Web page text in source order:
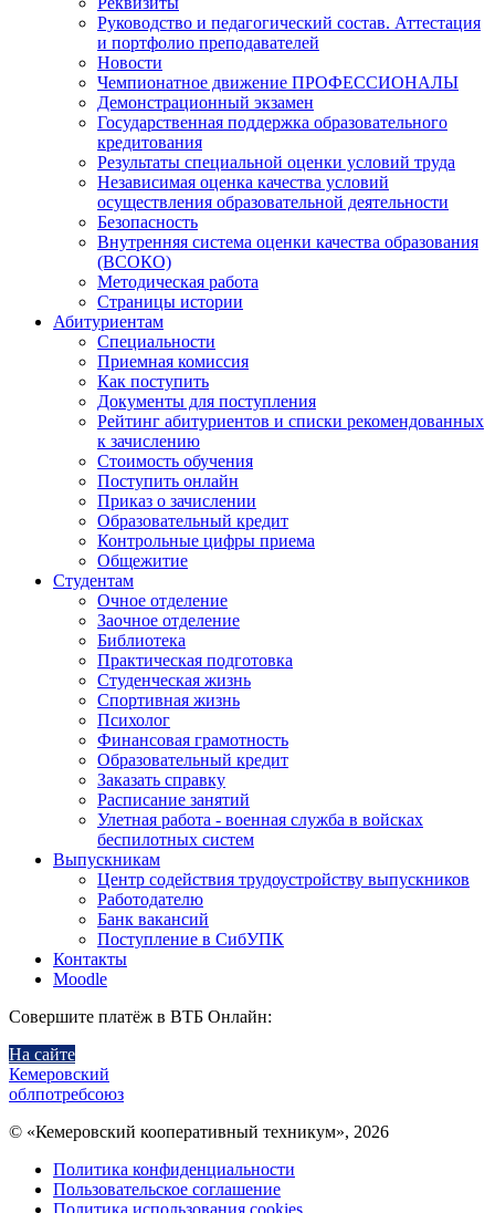
Руководство и педагогический состав. Аттестация
и портфолио преподавателей
Новости
Чемпионатное движение ПРОФЕССИОНАЛЫ
Демонстрационный экзамен
Государственная поддержка образовательного
кредитования
Результаты специальной оценки условий труда
Независимая оценка качества условий
осуществления образовательной деятельности
Безопасность
Внутренняя система оценки качества образования
(ВСОКО)
Методическая работа
Страницы истории
Абитуриентам
Специальности
Приемная комиссия
Как поступить
Документы для поступления
Рейтинг абитуриентов и списки рекомендованных
к зачислению
Стоимость обучения
Поступить онлайн
Приказ о зачислении
Образовательный кредит
Контрольные цифры приема
Общежитие
Студентам
Очное отделение
Заочное отделение
Библиотека
Практическая подготовка
Студенческая жизнь
Спортивная жизнь
Психолог
Финансовая грамотность
Образовательный кредит
Заказать справку
Расписание занятий
Улетная работа - военная служба в войсках
беспилотных систем
Выпускникам
Центр содействия трудоустройству выпускников
Работодателю
Банк вакансий
Поступление в СибУПК
Контакты
Moodle
Совершите платёж в ВТБ Онлайн:
На сайте
Кемеровский
облпотребсоюз
© «Кемеровский кооперативный техникум», 2026
Политика конфиденциальности
Пользовательское соглашение
Политика использования cookies